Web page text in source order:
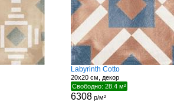
Labyrinth Cotto
20x20 см, декор
Свободно: 28.4 м²
6308р/м²